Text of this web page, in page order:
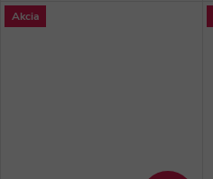
dokonalý domov, kde sa...
Akcia